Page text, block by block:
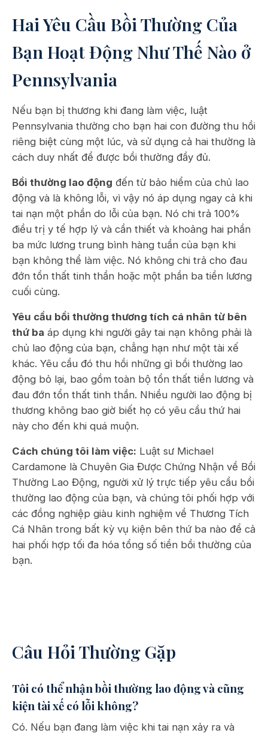
Hai Yêu Cầu Bồi Thường Của
Bạn Hoạt Động Như Thế Nào ở
Pennsylvania
Nếu bạn bị thương khi đang làm việc, luật
Pennsylvania thường cho bạn hai con đường thu hồi
riêng biệt cùng một lúc, và sử dụng cả hai thường là
cách duy nhất để được bồi thường đầy đủ.
Bồi thường lao động đến từ bảo hiểm của chủ lao
động và là không lỗi, vì vậy nó áp dụng ngay cả khi
tai nạn một phần do lỗi của bạn. Nó chi trả 100%
điều trị y tế hợp lý và cần thiết và khoảng hai phần
ba mức lương trung bình hàng tuần của bạn khi
bạn không thể làm việc. Nó không chi trả cho đau
đớn tổn thất tinh thần hoặc một phần ba tiền lương
cuối cùng.
Yêu cầu bồi thường thương tích cá nhân từ bên
thứ ba áp dụng khi người gây tai nạn không phải là
chủ lao động của bạn, chẳng hạn như một tài xế
khác. Yêu cầu đó thu hồi những gì bồi thường lao
động bỏ lại, bao gồm toàn bộ tổn thất tiền lương và
đau đớn tổn thất tinh thần. Nhiều người lao động bị
thương không bao giờ biết họ có yêu cầu thứ hai
này cho đến khi quá muộn.
Cách chúng tôi làm việc: Luật sư Michael
Cardamone là Chuyên Gia Được Chứng Nhận về Bồi
Thường Lao Động, người xử lý trực tiếp yêu cầu bồi
thường lao động của bạn, và chúng tôi phối hợp với
các đồng nghiệp giàu kinh nghiệm về Thương Tích
Cá Nhân trong bất kỳ vụ kiện bên thứ ba nào để cả
hai phối hợp tối đa hóa tổng số tiền bồi thường của
bạn.
Câu Hỏi Thường Gặp
Tôi có thể nhận bồi thường lao động và cũng
kiện tài xế có lỗi không?
Có. Nếu bạn đang làm việc khi tai nạn xảy ra và